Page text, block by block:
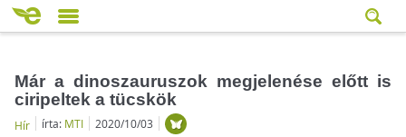
Már a dinoszauruszok megjelenése előtt is
ciripeltek a tücskök
Hír írta: MTI 2020/10/03